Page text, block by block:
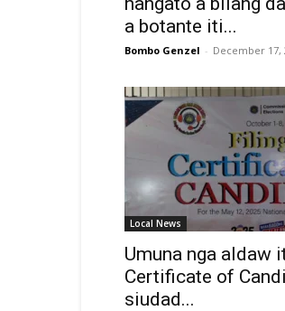
a botante iti...
Bombo Genzel - December 17,
Local News
Umuna nga aldaw
Certificate of
siudad...